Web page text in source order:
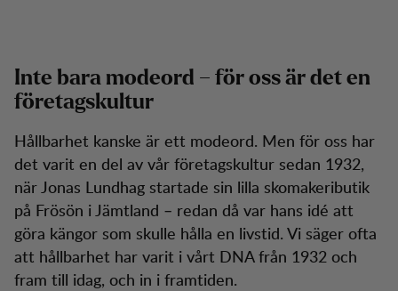
Inte bara modeord – för oss är det en
företagskultur
Hållbarhet kanske är ett modeord. Men för oss har
det varit en del av vår företagskultur sedan 1932,
när Jonas Lundhag startade sin lilla skomakeributik
på Frösön i Jämtland – redan då var hans idé att
göra kängor som skulle hålla en livstid. Vi säger ofta
att hållbarhet har varit i vårt DNA från 1932 och
fram till idag, och in i framtiden.